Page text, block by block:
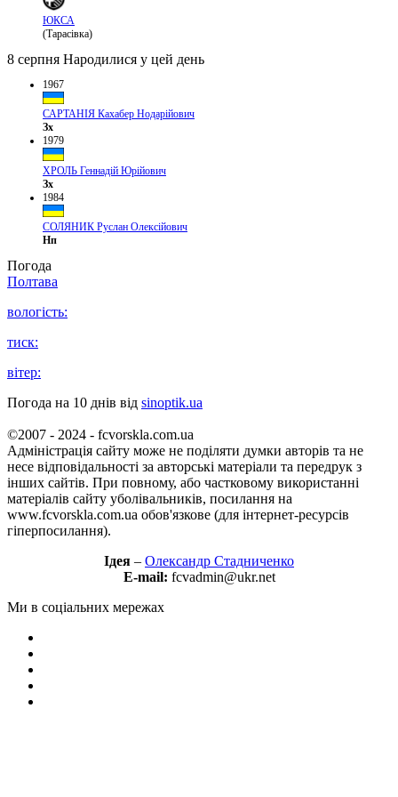
ЮКСА
(Тарасівка)
8 серпня Народилися у цей день
1967
САРТАНІЯ Кахабер Нодарійович
Зх
1979
ХРОЛЬ Геннадій Юрійович
Зх
1984
СОЛЯНИК Руслан Олексійович
Нп
Погода
Полтава
вологість:
тиск:
вітер:
Погода на 10 днів від sinoptik.ua
©2007 - 2024 - fcvorskla.com.ua
Адміністрація сайту може не поділяти думки авторів та не
несе відповідальності за авторські матеріали та передрук з
інших сайтів. При повному, або частковому використанні
матеріалів сайту уболівальників, посилання на
www.fcvorskla.com.ua обов'язкове (для інтернет-ресурсів
гіперпосилання).
Ідея – Олександр Стадниченко
E-mail: fcvadmin@ukr.net
Ми в соціальних мережах